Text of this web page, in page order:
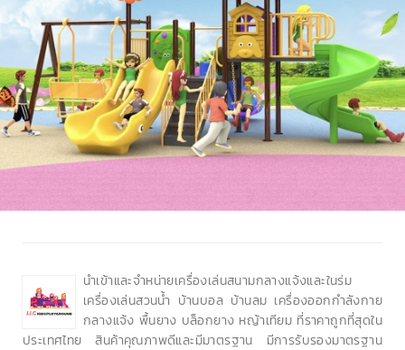
นำเข้าและจำหน่ายเครื่องเล่นสนามกลางแจ้งและในร่ม
เครื่องเล่นสวนน้ำ บ้านบอล บ้านลม เครื่องออกกำลังกาย
กลางแจ้ง พื้นยาง บล็อกยาง หญ้าเทียม ที่ราคาถูกที่สุดใน
ประเทศไทย สินค้าคุณภาพดีและมีมาตรฐาน มีการรับรองมาตรฐาน